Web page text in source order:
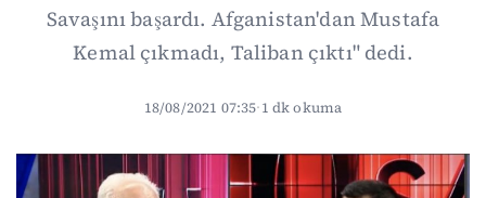
Savaşını başardı. Afganistan'dan Mustafa
Kemal çıkmadı, Taliban çıktı" dedi.
18/08/2021 07:35·1 dk okuma